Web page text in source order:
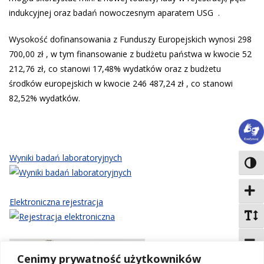
Cenimy prywatność użytkowników
indukcyjnej oraz badań nowoczesnym aparatem USG .
Wysokość dofinansowania z Funduszy Europejskich wynosi 298
700,00 zł , w tym finansowanie z budżetu państwa w kwocie 52
212,76 zł, co stanowi 17,48% wydatków oraz z budżetu
środków europejskich w kwocie 246 487,24 zł , co stanowi
82,52% wydatków.
Wyniki badań laboratoryjnych
Elektroniczna rejestracja